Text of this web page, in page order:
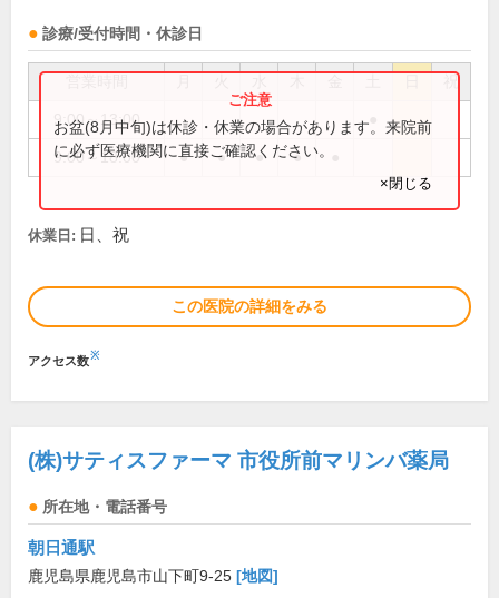
診療/受付時間・休診日
祝
9:00～13:00
9:00～18:00 ● ● ● ●
お盆(8月中旬)は休診・休業の場合があります。来院前
に必ず医療機関に直接ご確認ください。
×閉じる
休業日: 日、祝
この医院の詳細をみる
アクセス数※
(株)サティスファーマ 市役所前マリンバ薬局
所在地・電話番号
朝日通駅
鹿児島県鹿児島市山下町9-25 [地図]